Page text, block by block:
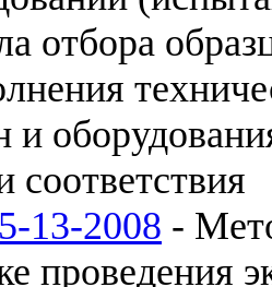
отбора
соответствия
13-2008 -
проведения